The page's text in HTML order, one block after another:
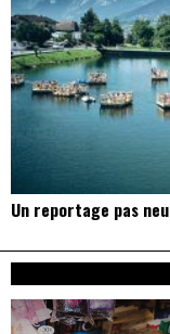
Un reportage pas